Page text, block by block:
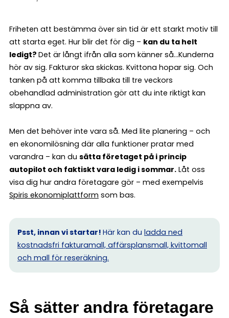
Friheten att bestämma över sin tid är ett starkt motiv till
att starta eget. Hur blir det för dig – kan du ta helt
ledigt? Det är långt ifrån alla som känner så…Kunderna
hör av sig. Fakturor ska skickas. Kvittona hopar sig. Och
tanken på att komma tillbaka till tre veckors
obehandlad administration gör att du inte riktigt kan
slappna av.
Men det behöver inte vara så. Med lite planering – och
en ekonomilösning där alla funktioner pratar med
varandra – kan du sätta företaget på i princip
autopilot och faktiskt vara ledig i sommar. Låt oss
visa dig hur andra företagare gör – med exempelvis
Spiris ekonomiplattform som bas.
Psst, innan vi startar! Här kan du ladda ned
kostnadsfri fakturamall, affärsplansmall, kvittomall
och mall för reseräkning.
Så sätter andra företagare